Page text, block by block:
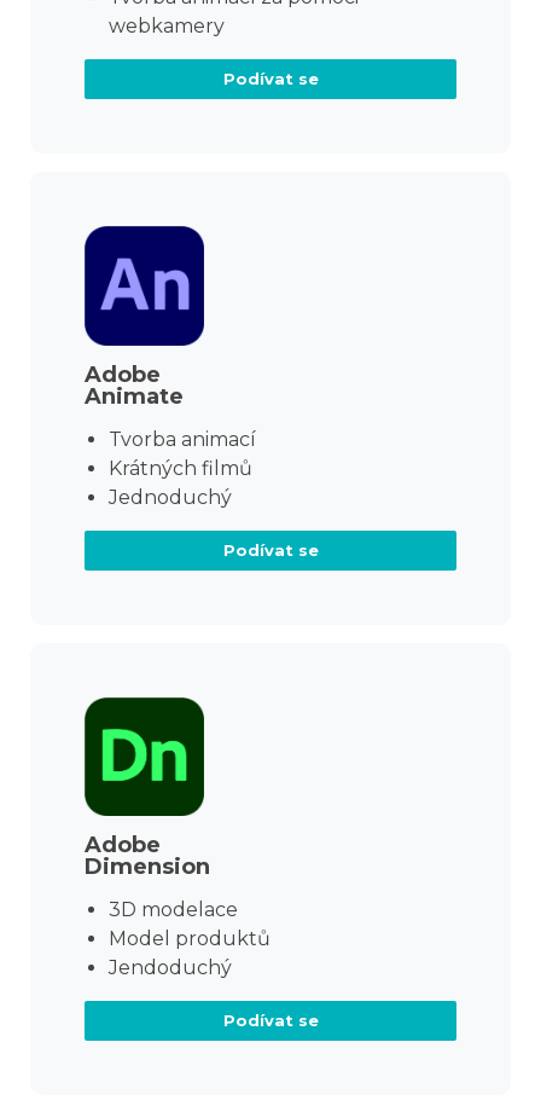
webkamery
Podívat se
Adobe
Animate
Tvorba animací
Krátných filmů
Jednoduchý
Podívat se
Adobe
Dimension
3D modelace
Model produktů
Jendoduchý
Podívat se